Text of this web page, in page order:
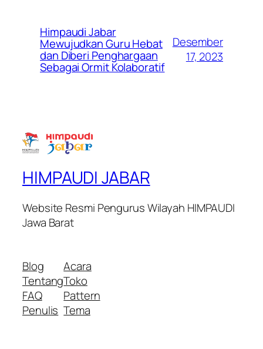
Himpaudi Jabar
Mewujudkan Guru Hebat
dan Diberi Penghargaan
Sebagai Ormit Kolaboratif
Desember
17, 2023
HIMPAUDI JABAR
Website Resmi Pengurus Wilayah HIMPAUDI
Jawa Barat
Blog
Tentang
FAQ
Penulis
Acara
Toko
Pattern
Tema